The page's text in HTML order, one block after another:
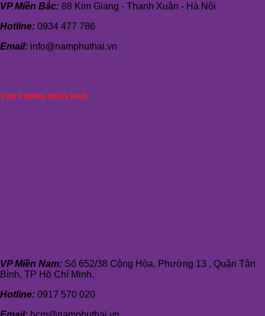
VP Miền Bắc: 88 Kim Giang - Thanh Xuân - Hà Nội
Hotline: 0934 477 786
Email: info@namphuthai.vn
VĂN PHÒNG MIỀN NAM
VP Miền Nam: Số 652/38 Cộng Hòa, Phường 13 , Quận Tân
Bình, TP Hồ Chí Minh.
Hotline: 0917 570 020